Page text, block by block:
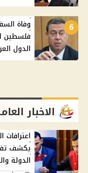
6
وفاة
فلسطين
الدول
الاخبار
اعترافات
يكشف
الدولة